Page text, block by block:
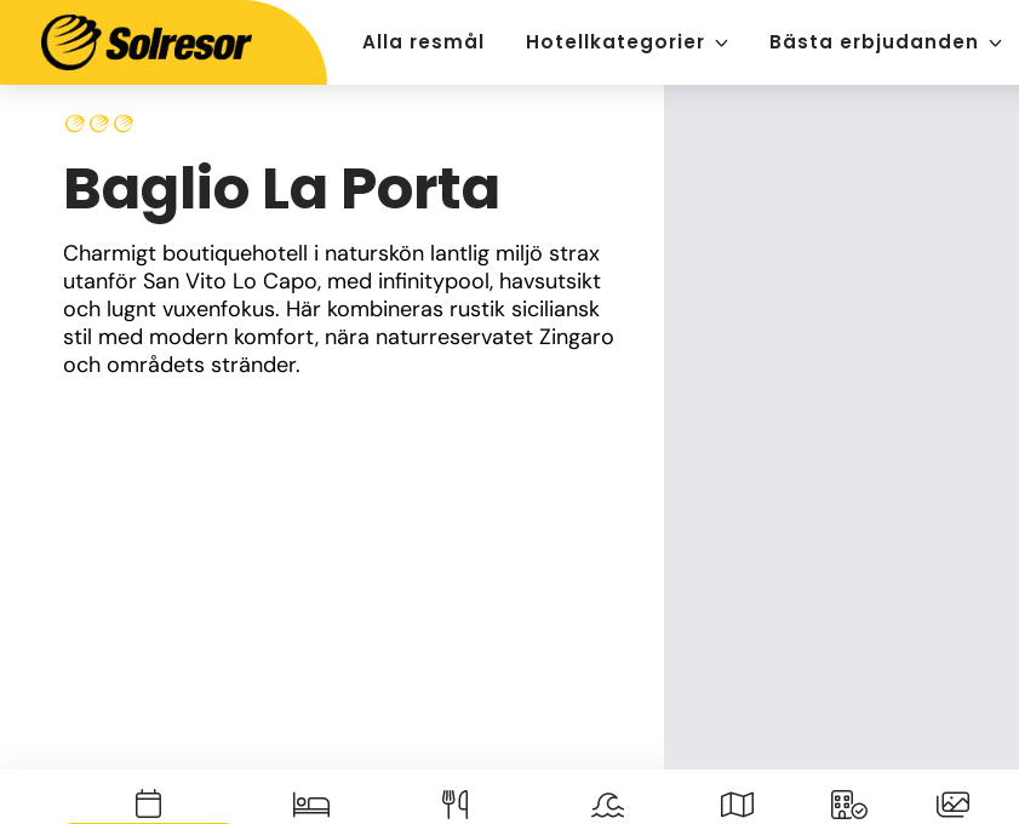
Alla resmål Hotellkategorier Bästa erbjudanden
Baglio La Porta
Charmigt boutiquehotell i naturskön lantlig miljö strax
utanför San Vito Lo Capo, med infinitypool, havsutsikt
och lugnt vuxenfokus. Här kombineras rustik siciliansk
stil med modern komfort, nära naturreservatet Zingaro
och områdets stränder.